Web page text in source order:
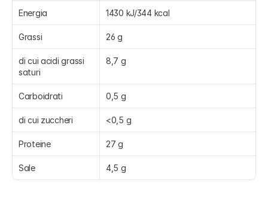
Energia 1430 kJ/344 kcal
Grassi 26 g
di cui acidi grassi
saturi
8,7 g
Carboidrati 0,5 g
di cui zuccheri <0,5 g
Proteine 27 g
Sale 4,5 g